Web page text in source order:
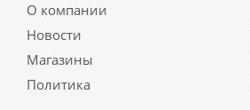
О компании
Новости
Магазины
Политика